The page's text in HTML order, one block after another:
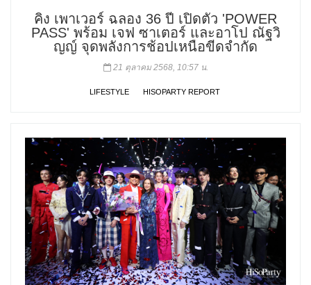
คิง เพาเวอร์ ฉลอง 36 ปี เปิดตัว 'POWER
PASS' พร้อม เจฟ ซาเตอร์ และอาโป ณัฐวิ
ญญ์ จุดพลังการช้อปเหนือขีดจำกัด
21 ตุลาคม 2568, 10:57 น.
LIFESTYLE HISOPARTY REPORT